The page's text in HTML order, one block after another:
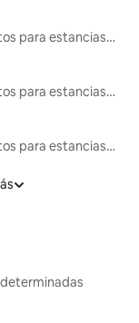
Alojamientos para estancias largas
Alojamientos para estancias largas
Alojamientos para estancias largas